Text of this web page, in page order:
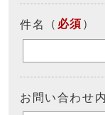
件名 （ 必須 ）
お問い合わせ